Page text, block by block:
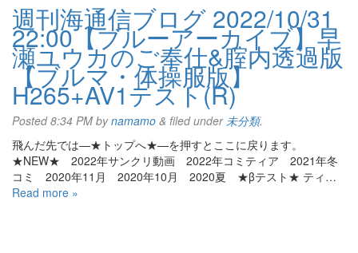
週刊海通信ブログ 2022/10/31
22:00【ブルーアーカイブ】早
瀬ユウカのご奉仕&腟内透過版
【ブルマ・体操服版】
H265+AV1テスト(R)
Posted8:34 PM bynamamo & filed under未分類.
飛んだ先では—★トップへ★—を押すとここに戻ります。
★NEW★ 2022年サンクリ動画 2022年コミティア 2021年冬
コミ 2020年11月 2020年10月 2020夏 ★βテスト★ ティ…
Read more »